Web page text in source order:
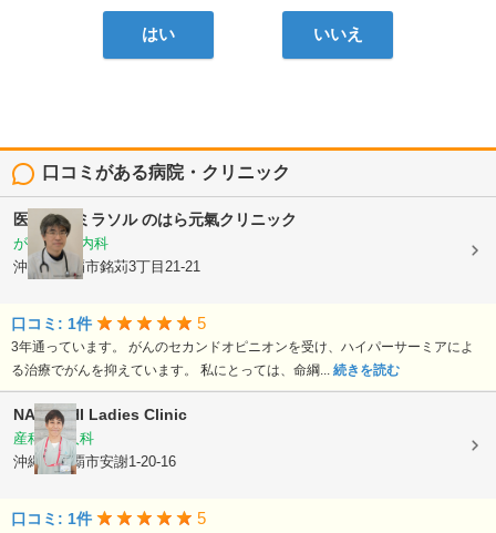
はい いいえ
口コミがある病院・クリニック
医療法人ミラソルのはら元氣クリニック
がん内科, 内科
沖縄県那覇市銘苅3丁目21-21
口コミ: 1件 5
3年通っています。 がんのセカンドオピニオンを受け、ハイパーサーミアによ
る治療でがんを抑えています。 私にとっては、命綱... 続きを読む
NAKACHI Ladies Clinic
産科, 婦人科
沖縄県那覇市安謝1-20-16
口コミ: 1件 5